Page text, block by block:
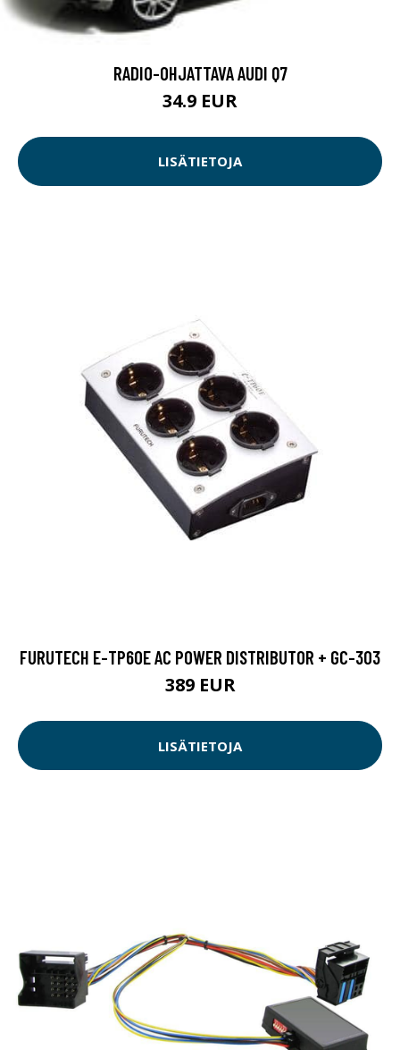
RADIO-OHJATTAVA AUDI Q7
34.9 EUR
LISÄTIETOJA
FURUTECH E-TP60E AC POWER DISTRIBUTOR + GC-303
389 EUR
LISÄTIETOJA